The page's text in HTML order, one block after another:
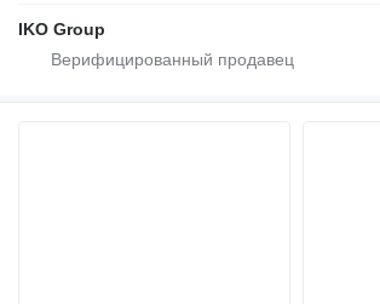
IKO Group